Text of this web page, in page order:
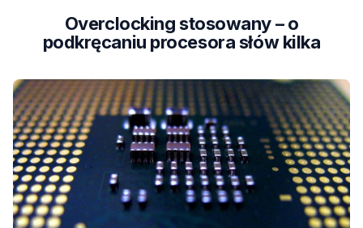
Overclocking stosowany – o
podkręcaniu procesora słów kilka